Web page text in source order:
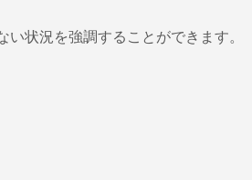
状況を強調することができます。